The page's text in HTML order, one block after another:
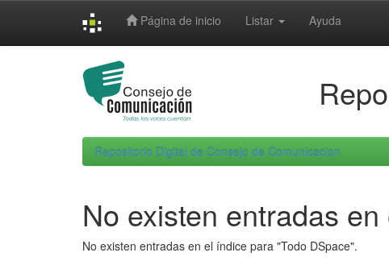
Página de inicio Listar Ayuda
Repositorio Digital de Consejo de Comunicacion
No existen entradas
No existen entradas en el índice para "Todo DSpace".